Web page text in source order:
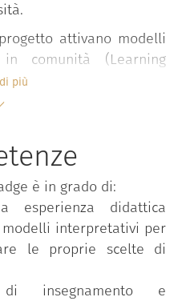
attivano modelli
comunità (Learning
dei quali, in forma
si sviluppano
e pratiche didattiche
degli studenti.
flipped e si sviluppa
seminari, lezioni e
teaching da docenti
più
è in grado di:
esperienza didattica
modelli interpretativi per
le proprie scelte di
insegnamento e